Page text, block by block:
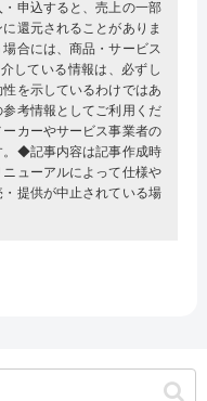
申込すると、売上の一部
還元されることがありま
合には、商品・サービス
している情報は、必ずし
を示しているわけではあ
考情報としてご利用くだ
カーやサービス事業者の
。◆記事内容は記事作成時
ューアルによって仕様や
提供が中止されている場